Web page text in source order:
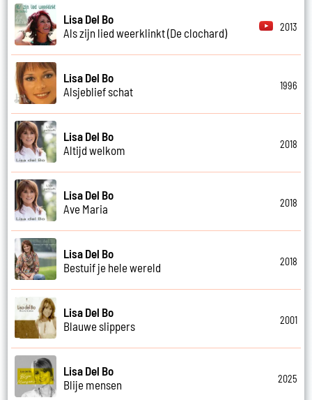
Lisa Del Bo
Als zijn lied weerklinkt (De clochard)
2013
Lisa Del Bo
Alsjeblief schat
1996
Lisa Del Bo
Altijd welkom
2018
Lisa Del Bo
Ave Maria
2018
Lisa Del Bo
Bestuif je hele wereld
2018
Lisa Del Bo
Blauwe slippers
2001
Lisa Del Bo
Blije mensen
2025